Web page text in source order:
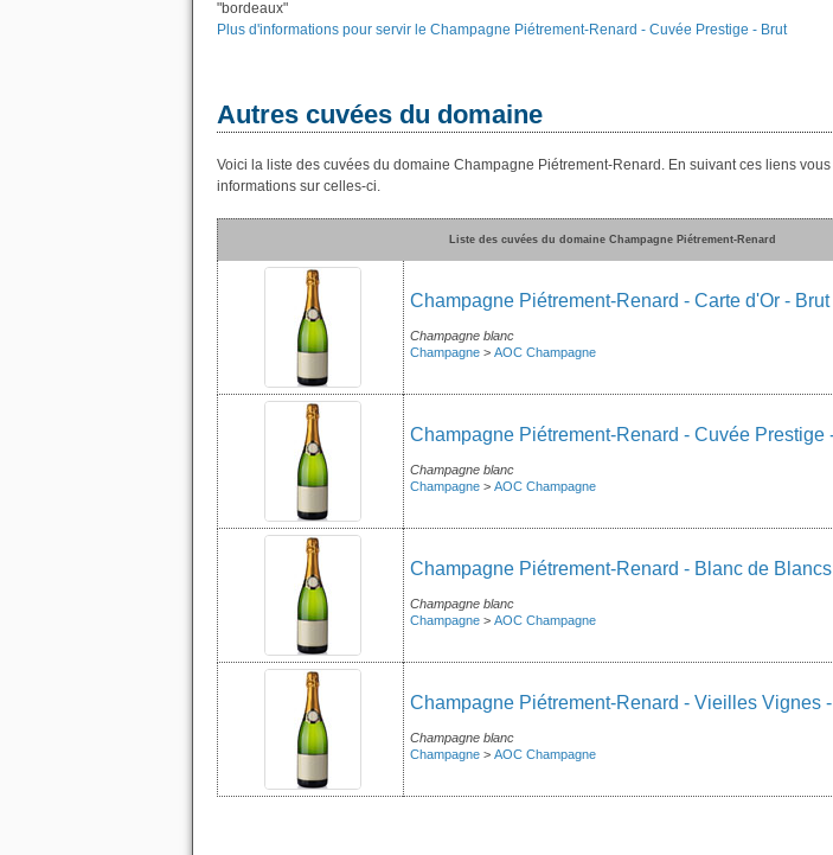
"bordeaux"
Plus d'informations pour servir le Champagne Piétrement-Renard - Cuvée Prestige - Brut
Autres cuvées du domaine
Voici la liste des cuvées du domaine Champagne Piétrement-Renard. En suivant ces liens
informations sur celles-ci.
Liste des cuvées du domaine Champagne Piétrement-Renard
Champagne Piétrement-Renard - Carte d'Or - Brut
Champagne blanc
Champagne > AOC Champagne
Champagne Piétrement-Renard - Cuvée Prestige
Champagne blanc
Champagne > AOC Champagne
Champagne Piétrement-Renard - Blanc de
Champagne blanc
Champagne > AOC Champagne
Champagne Piétrement-Renard - Vieilles Vignes
Champagne blanc
Champagne > AOC Champagne